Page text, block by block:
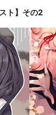
ト】その2